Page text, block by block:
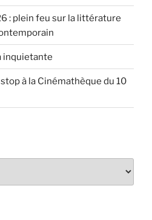
: plein feu sur la littérature
inquietante
à la Cinémathèque du 10